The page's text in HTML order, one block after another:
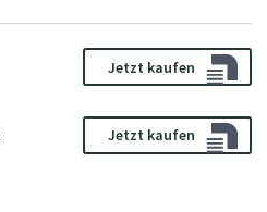
Jetzt kaufen
Jetzt kaufen